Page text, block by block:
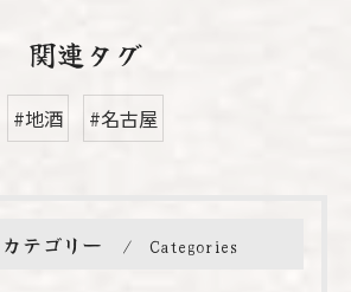
関連タグ
#地酒 #名古屋
カテゴリー Categories